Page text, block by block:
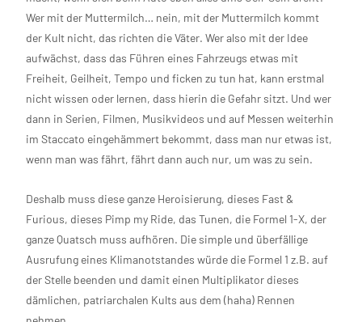
Wer mit der Muttermilch… nein, mit der Muttermilch kommt
der Kult nicht, das richten die Väter. Wer also mit der Idee
aufwächst, dass das Führen eines Fahrzeugs etwas mit
Freiheit, Geilheit, Tempo und ficken zu tun hat, kann erstmal
nicht wissen oder lernen, dass hierin die Gefahr sitzt. Und wer
dann in Serien, Filmen, Musikvideos und auf Messen weiterhin
im Staccato eingehämmert bekommt, dass man nur etwas ist,
wenn man was fährt, fährt dann auch nur, um was zu sein.
Deshalb muss diese ganze Heroisierung, dieses Fast &
Furious, dieses Pimp my Ride, das Tunen, die Formel 1-X, der
ganze Quatsch muss aufhören. Die simple und überfällige
Ausrufung eines Klimanotstandes würde die Formel 1 z.B. auf
der Stelle beenden und damit einen Multiplikator dieses
dämlichen, patriarchalen Kults aus dem (haha) Rennen